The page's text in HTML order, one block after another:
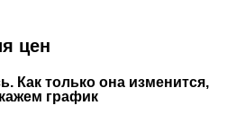
цен
Как только она изменится,
график